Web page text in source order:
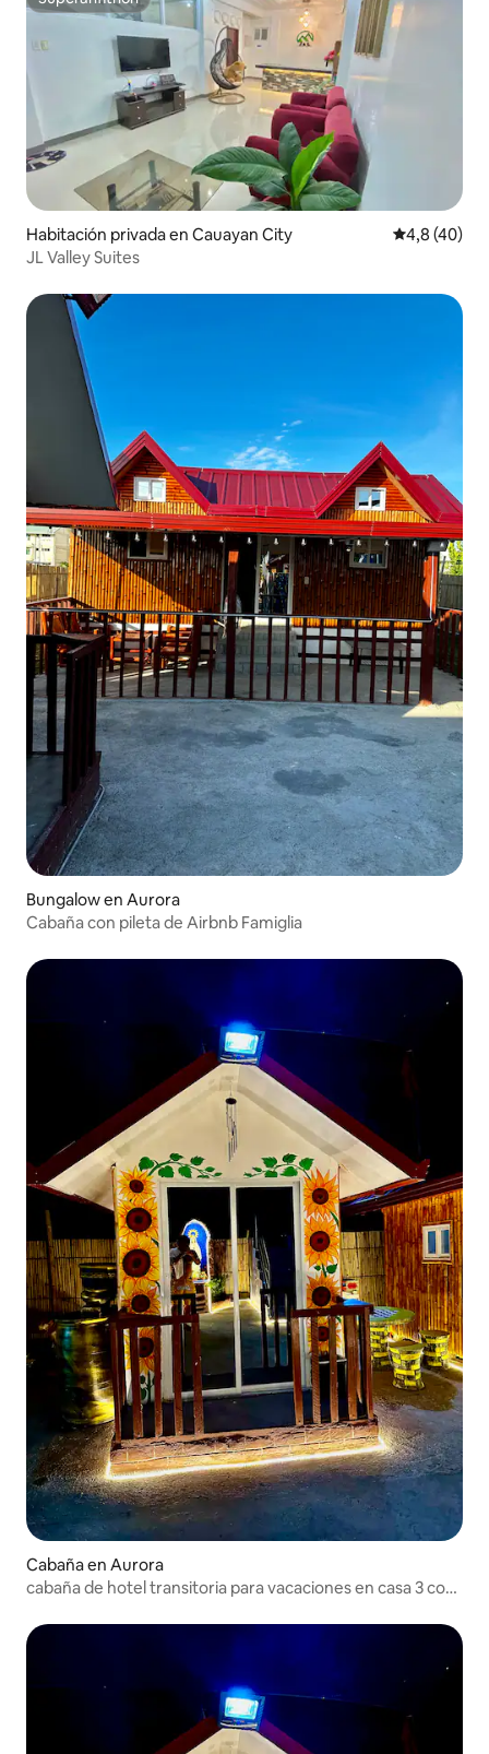
Superanfitrión
Habitación privada en Cauayan City Calificación
4,8 (40)
JL Valley Suites
Bungalow en Aurora
Cabaña con pileta de Airbnb Famiglia
Cabaña en Aurora
cabaña de hotel transitoria para vacaciones en casa 3 con